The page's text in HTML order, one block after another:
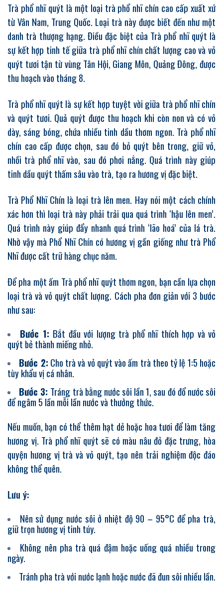
Trà phổ nhĩ quýt là một loại trà phổ nhĩ chín cao cấp xuất xứ
từ Vân Nam, Trung Quốc. Loại trà này được biết đến như một
danh trà thượng hạng. Điều đặc biệt của Trà phổ nhĩ quýt là
sự kết hợp tinh tế giữa trà phổ nhĩ chín chất lượng cao và vỏ
quýt tươi tận từ vùng Tân Hội, Giang Môn, Quảng Đông, được
thu hoạch vào tháng 8.
Trà phổ nhĩ quýt là sự kết hợp tuyệt vời giữa trà phổ nhĩ chín
và quýt tươi. Quả quýt được thu hoạch khi còn non và có vỏ
dày, sáng bóng, chứa nhiều tinh dầu thơm ngon. Trà phổ nhĩ
chín cao cấp được chọn, sau đó bỏ quýt bên trong, giữ vỏ,
nhồi trà phổ nhĩ vào, sau đó phơi nắng. Quá trình này giúp
tinh dầu quýt thấm sâu vào trà, tạo ra hương vị đặc biệt.
Trà Phổ Nhĩ Chín là loại trà lên men. Hay nói một cách chính
xác hơn thì loại trà này phải trải qua quá trình ‘hậu lên men’.
Quá trình này giúp đẩy nhanh quá trình ‘lão hoá’ của lá trà.
Nhờ vậy mà Phổ Nhĩ Chín có hương vị gần giống như trà Phổ
Nhĩ được cất trữ hàng chục năm.
Để pha một ấm Trà phổ nhĩ quýt thơm ngon, bạn cần lựa chọn
loại trà và vỏ quýt chất lượng. Cách pha đơn giản với 3 bước
như sau:
Bước 1: Bắt đầu với lượng trà phổ nhĩ thích hợp và vỏ
quýt bẻ thành miếng nhỏ.
Bước 2: Cho trà và vỏ quýt vào ấm trà theo tỷ lệ 1:5 hoặc
tùy khẩu vị cá nhân.
Bước 3: Tráng trà bằng nước sôi lần 1, sau đó đổ nước sôi
để ngâm 5 lần mỗi lần nước và thưởng thức.
Nếu muốn, bạn có thể thêm hạt dẻ hoặc hoa tươi để làm tăng
hương vị. Trà phổ nhĩ quýt sẽ có màu nâu đỏ đặc trưng, hòa
quyện hương vị trà và vỏ quýt, tạo nên trải nghiệm độc đáo
không thể quên.
Lưu ý:
Nên sử dụng nước sôi ở nhiệt độ 90 – 95°C để pha trà,
giữ trọn hương vị tinh túy.
Không nên pha trà quá đậm hoặc uống quá nhiều trong
ngày.
Tránh pha trà với nước lạnh hoặc nước đã đun sôi nhiều lần.